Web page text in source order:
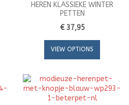
HEREN KLASSIEKE WINTER
PETTEN
€ 37,95
VIEW OPTIONS